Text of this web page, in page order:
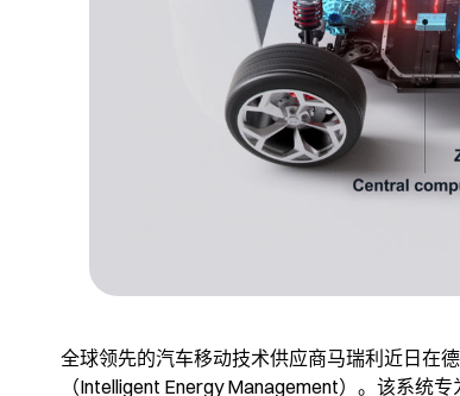
全球领先的汽车移动技术供应商马瑞利近日在
（Intelligent Energy Management）。该系统